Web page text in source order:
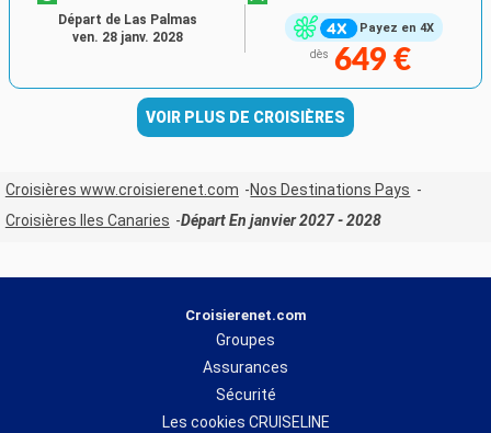
Payez en 4X
dès 649 €
Départ de Las Palmas
ven. 28 janv. 2028
VOIR PLUS DE CROISIÈRES
Croisières www.croisierenet.com
Nos Destinations Pays
Croisières Iles Canaries
Départ En janvier 2027 - 2028
Croisierenet.com
Groupes
Assurances
Sécurité
Les cookies CRUISELINE